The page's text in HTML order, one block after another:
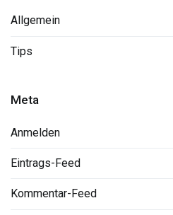
Allgemein
Tips
Meta
Anmelden
Eintrags-Feed
Kommentar-Feed